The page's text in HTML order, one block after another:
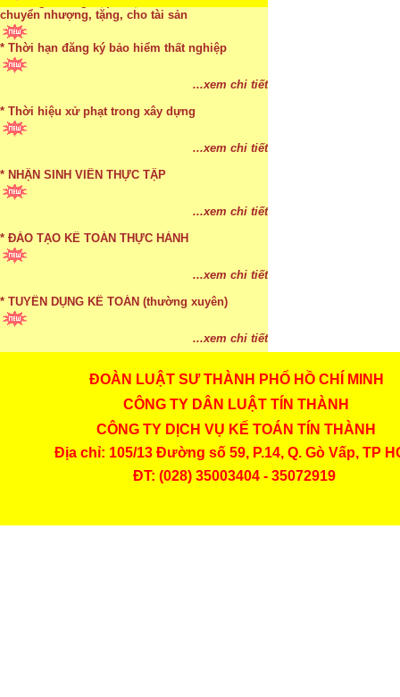
* Những trường hợp được miễn thuế TNCN khi
chuyển nhượng, tặng, cho tài sản
theo pháp luật
...xem chi tiết
* Thời hạn đăng ký bảo hiểm thất nghiệp
* Thời hiệu xử phạt trong xây dựng
* NHẬN SINH VIÊN THỰC TẬP
* ĐÀO TẠO KẾ TOÁN THỰC HÀNH
...xem chi tiết
* TUYỂN DỤNG KẾ TOÁN (thường xuyên)
* Cách chọn màu phù hợp theo phong thuỷ
...xem chi tiết
* Mức phạt khi chậm nộp báo cáo thuế
...xem chi tiết
ĐOÀN LUẬT SƯ THÀNH PHỐ HỒ CHÍ MINH
CÔNG TY DÂN LUẬT TÍN THÀNH
CÔNG TY DỊCH VỤ KẾ TOÁN TÍN THÀNH
Địa chỉ: 105/13 Đường số 59, P.14, Q. Gò Vấp, TP
ĐT: (028) 35003404 - 35072919